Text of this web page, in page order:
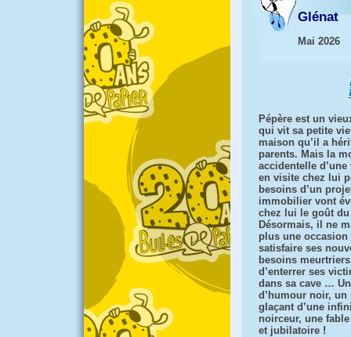
Glénat
Mai 2026
Pépère est un
qui vit sa petite
maison qu’il a
parents. Mais la
accidentelle d’une
en visite chez lui
besoins d’un
immobilier vont
chez lui le goût
Désormais, il ne
plus une occasion
satisfaire ses
besoins
d’enterrer ses
dans sa cave …
d’humour noir, un
glaçant d’une
noirceur, une
et jubilatoire !